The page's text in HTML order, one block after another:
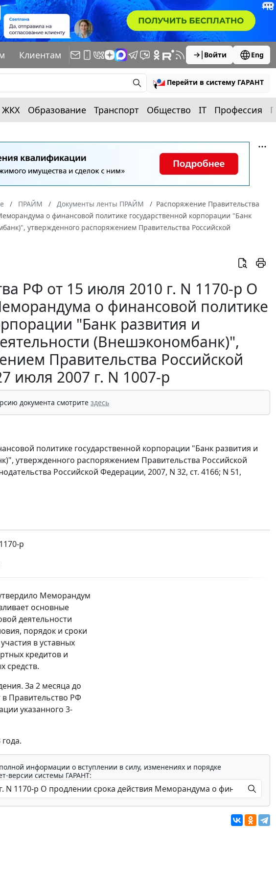
Клиентам Войти Eng
Перейти в систему ГАРАНТ
ЖКХ Образование Транспорт Общество IT Профессия
ПРАЙМ Документы ленты ПРАЙМ
Распоряжение Правительства
о финансовой политике государственной корпорации "Банк
утвержденного распоряжением Правительства Российской
РФ от 15 июля 2010 г. N 1170-р О
о финансовой политике
"Банк развития и
(Внешэкономбанк)",
Правительства Российской
июля 2007 г. N 1007-р
документа смотрите здесь
политике государственной корпорации "Банк развития и
утвержденного распоряжением Правительства Российской
Российской Федерации, 2007, N 32, ст. 4166; N 51,
р
Меморандум
основные
деятельности
порядок и сроки
в уставных
кредитов и
средств.
За 2 месяца до
Правительство РФ
указанного 3-
информации о вступлении в силу, изменениях и порядке
версии системы ГАРАНТ: